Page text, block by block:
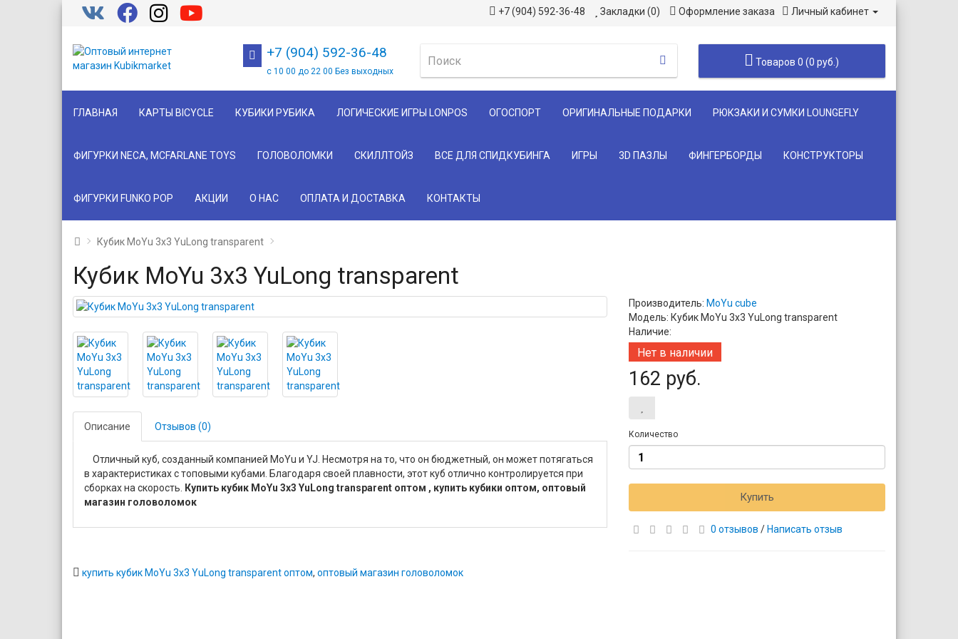
+7 (904) 592-36-48 Закладки (0) Оформление заказа Личный кабинет
+7 (904) 592-36-48
с 10 00 до 22 00 Без выходных
Товаров 0 (0 руб.)
ГЛАВНАЯ КАРТЫ BICYCLE КУБИКИ РУБИКА ЛОГИЧЕСКИЕ ИГРЫ LONPOS ОГОСПОРТ ОРИГИНАЛЬНЫЕ ПОДАРКИ РЮКЗАКИ И СУМКИ LOUNGEFLY
ФИГУРКИ NECA, MCFARLANE TOYS ГОЛОВОЛОМКИ СКИЛЛТОЙЗ ВСЕ ДЛЯ СПИДКУБИНГА ИГРЫ 3D ПАЗЛЫ ФИНГЕРБОРДЫ КОНСТРУКТОРЫ
ФИГУРКИ FUNKO POP АКЦИИ О НАС ОПЛАТА И ДОСТАВКА КОНТАКТЫ
Кубик MoYu 3x3 YuLong transparent
Кубик MoYu 3x3 YuLong transparent
Описание Отзывов (0)
Отличный куб, созданный компанией MoYu и YJ. Несмотря на то, что он бюджетный, он может потягаться
в характеристиках с топовыми кубами. Благодаря своей плавности, этот куб отлично контролируется при
сборках на скорость.
Купить кубик MoYu 3x3 YuLong transparent оптом , купить кубики оптом, оптовый
магазин головоломок
Производитель: MoYu cube
Модель: Кубик MoYu 3x3 YuLong transparent
Наличие:
Нет в наличии
162 руб.
Количество
Купить
0 отзывов / Написать отзыв
купить кубик MoYu 3x3 YuLong transparent оптом, оптовый магазин головоломок